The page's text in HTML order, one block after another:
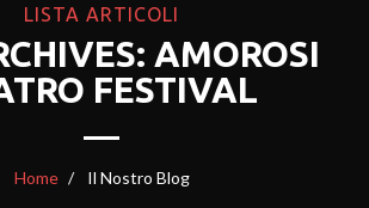
LISTA ARTICOLI
AMOROSI
FESTIVAL
Home Il Nostro Blog